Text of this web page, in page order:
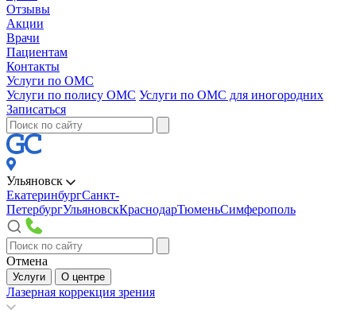
Отзывы
Акции
Врачи
Пациентам
Контакты
Услуги по ОМС
Услуги по полису ОМС Услуги по ОМС для иногородних
Записаться
Ульяновск
ЕкатеринбургСанкт-
ПетербургУльяновскКраснодарТюменьСимферополь
Отмена
Услуги О центре
Лазерная коррекция зрения